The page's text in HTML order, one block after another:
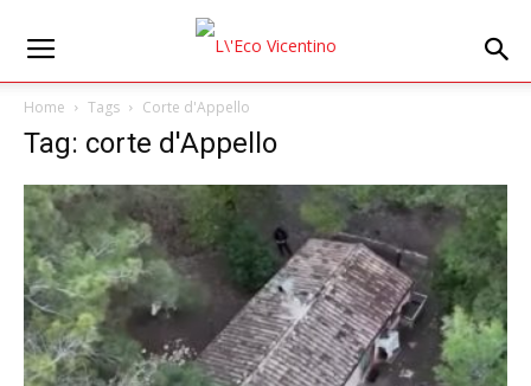
Home Tags Corte d'Appello
Tag: corte d'Appello